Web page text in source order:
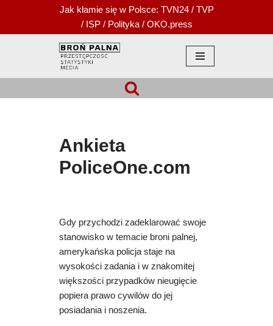
Przejdź
Jak kłamie się w Polsce: TVN24/ TVP
/ ISP/ Polityka/ OKO.press
Ankieta
PoliceOne.com
Gdy przychodzi zadeklarować swoje
stanowisko w temacie broni palnej,
amerykańska policja staje na
wysokości zadania i w znakomitej
większości przypadków nieugięcie
popiera prawo cywilów do jej
posiadania i noszenia.